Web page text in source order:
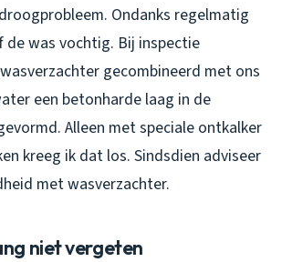
Ondanks regelmatig
de was vochtig. Bij inspectie
gecombineerd met ons
een betonharde laag in de
Alleen met speciale ontkalker
kreeg ik dat los. Sindsdien adviseer
met wasverzachter.
niet vergeten